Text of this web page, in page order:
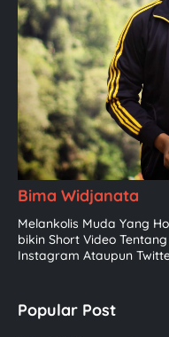
Bima Widjanata
Melankolis Muda Yang
bikin Short Video
Instagram Ataupun
Popular Post